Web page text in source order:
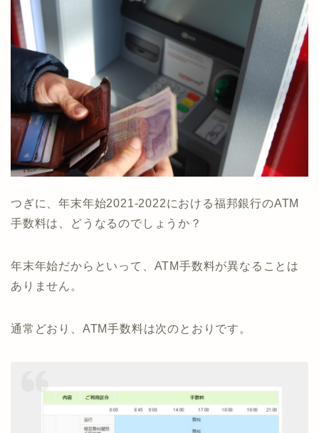
つぎに、年末年始2021-2022における福邦銀行のATM
手数料は、どうなるのでしょうか？
年末年始だからといって、ATM手数料が異なることは
ありません。
通常どおり、ATM手数料は次のとおりです。